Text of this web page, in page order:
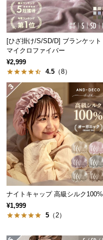
中
型
商
品
の
配
送
に
つ
い
て
小
型
商
品
送
つ
[ひざ掛け/S/SD/D] ブランケット
マイクロファイバー
¥2,999
4.5 （8）
ナイトキャップ 高級シルク100%
¥1,999
5 （2）